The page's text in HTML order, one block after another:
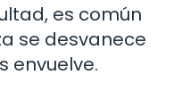
es común
se desvanece
envuelve.